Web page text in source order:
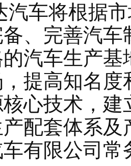
汽车将根据
、完善汽
汽车生产
提高知名度
心技术，
配套体系
有限公司